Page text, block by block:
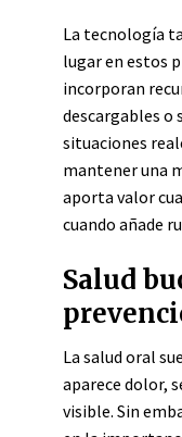
La tecnología
lugar en estos
incorporan
descargables o
situaciones
mantener una
aporta valor
cuando añade
Salud
La salud oral
aparece dolor,
visible. Sin